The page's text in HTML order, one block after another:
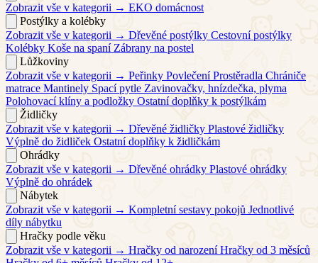
Zobrazit vše v kategorii → EKO domácnost
Postýlky a kolébky
Zobrazit vše v kategorii → Dřevěné postýlky Cestovní postýlky
Kolébky Koše na spaní Zábrany na postel
Lůžkoviny
Zobrazit vše v kategorii → Peřinky Povlečení Prostěradla Chrániče
matrace Mantinely Spací pytle Zavinovačky, hnízdečka, plyma
Polohovací klíny a podložky Ostatní doplňky k postýlkám
Židličky
Zobrazit vše v kategorii → Dřevěné židličky Plastové židličky
Výplně do židliček Ostatní doplňky k židličkám
Ohrádky
Zobrazit vše v kategorii → Dřevěné ohrádky Plastové ohrádky
Výplně do ohrádek
Nábytek
Zobrazit vše v kategorii → Kompletní sestavy pokojů Jednotlivé
díly nábytku
Hračky podle věku
Zobrazit vše v kategorii → Hračky od narození Hračky od 3 měsíců